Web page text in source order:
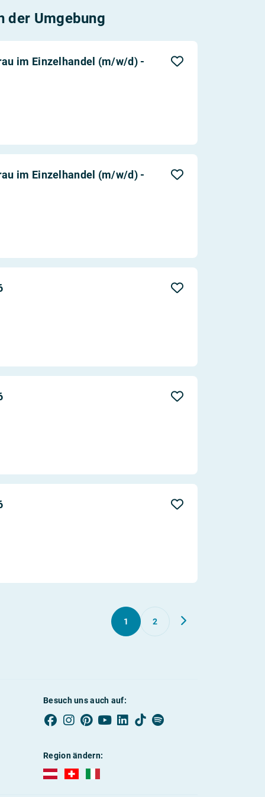
der Umgebung
im Einzelhandel (m/w/d) -
im Einzelhandel (m/w/d) -
1 2
Besuch uns auch auf:
Region ändern:
AUBI-plus Österreich (deutsch)